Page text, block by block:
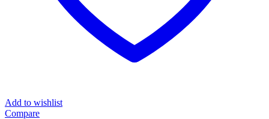
Add to wishlist
Compare